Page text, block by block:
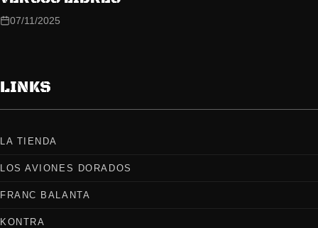
07/11/2025
LINKS
LA TIENDA
LOS AVIONES DORADOS
FRANC BALANTA
KONTRA